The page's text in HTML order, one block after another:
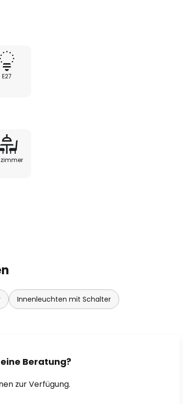
Gesamteindruck der Leuchte. Der
ist die Tischleuchte Giardino Panse ein edles
im klassischen Stil.
E27
Innenleuchten mit Schalter
Beratung?
zur Verfügung.